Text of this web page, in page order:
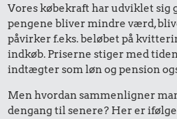
Vores købekraft har udviklet sig
pengene bliver mindre værd,
påvirker f.eks. beløbet på
indkøb. Priserne stiger med
indtægter som løn og pension
Men hvordan sammenligner
dengang til senere? Her er